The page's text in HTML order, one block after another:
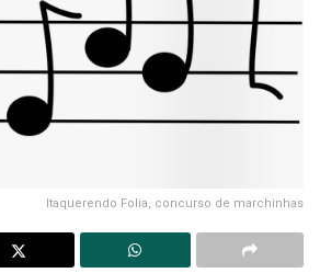
Itaquerendo Folia, concurso de marchinhas